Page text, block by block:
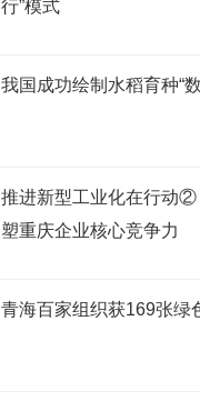
行”模式
我国成功绘制水稻育种“
推进新型工业化在行动②
塑重庆企业核心竞争力
青海百家组织获169张绿